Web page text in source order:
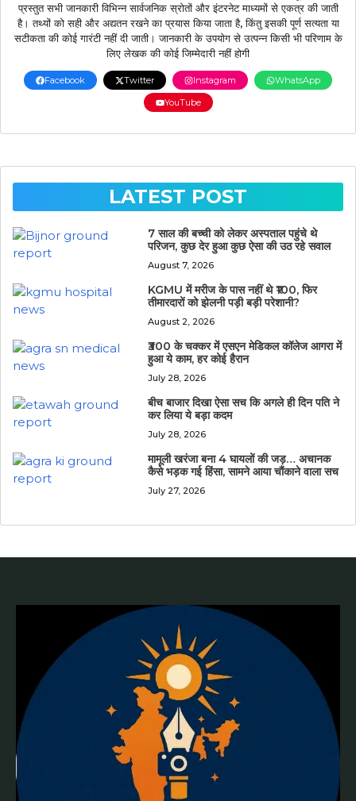
प्रस्तुत सभी जानकारी विभिन्न सार्वजनिक स्रोतों और इंटरनेट माध्यमों से एकत्र की जाती
है। तथ्यों को सही और अद्यतन रखने का प्रयास किया जाता है, किंतु इसकी पूर्ण सत्यता या
सटीकता की कोई गारंटी नहीं दी जाती। जानकारी के उपयोग से उत्पन्न किसी भी परिणाम के
लिए लेखक की कोई जिम्मेदारी नहीं होगी
Facebook Twitter Instagram
WhatsApp
YouTube
LATEST POST
7 साल की बच्ची को लेकर अस्पताल पहुंचे थे
परिजन, कुछ देर हुआ कुछ ऐसा की उठ रहे सवाल
August 7, 2026
KGMU में मरीज के पास नहीं थे ₹100, फिर
तीमारदारों को झेलनी पड़ी बड़ी परेशानी?
August 2, 2026
₹300 के चक्कर में एसएन मेडिकल कॉलेज आगरा में
हुआ ये काम, हर कोई हैरान
July 28, 2026
बीच बाजार दिखा ऐसा सच कि अगले ही दिन पति ने
कर लिया ये बड़ा कदम
July 28, 2026
मामूली खरंजा बना 4 घायलों की जड़… अचानक
कैसे भड़क गई हिंसा, सामने आया चौंकाने वाला सच
July 27, 2026